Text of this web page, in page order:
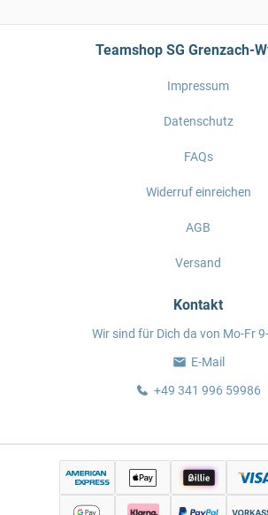
Teamshop SG Grenzach-
Impressum
Datenschutz
FAQs
Widerruf einreichen
AGB
Versand
Kontakt
Wir sind für Dich da von Mo-Fr
E-Mail
+49 341 996 59986